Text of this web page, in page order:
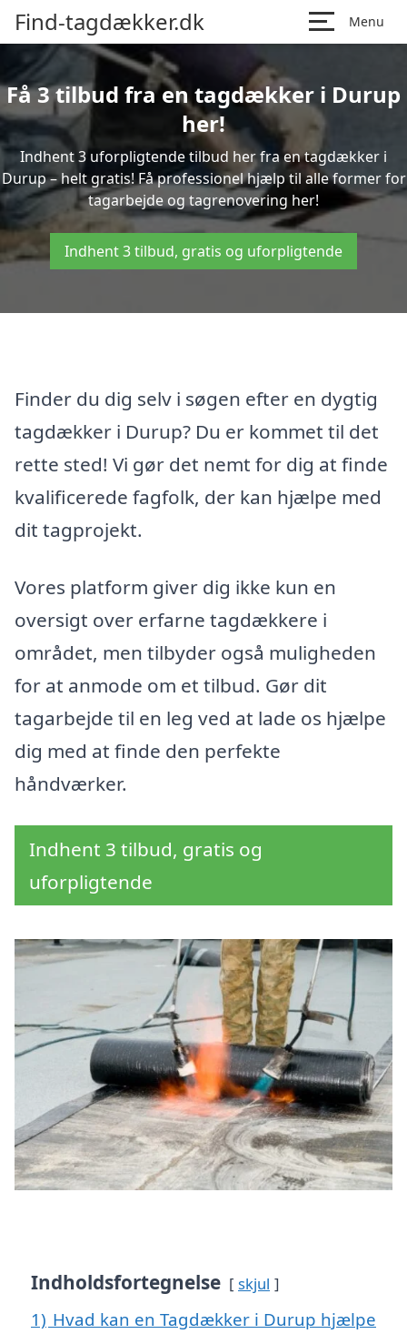
Find-tagdækker.dk Menu
Få 3 tilbud fra en tagdækker i Durup
her!
Indhent 3 uforpligtende tilbud her fra en tagdækker i
Durup – helt gratis! Få professionel hjælp til alle former for
tagarbejde og tagrenovering her!
Indhent 3 tilbud, gratis og uforpligtende
Finder du dig selv i søgen efter en dygtig
tagdækker i Durup? Du er kommet til det
rette sted! Vi gør det nemt for dig at finde
kvalificerede fagfolk, der kan hjælpe med
dit tagprojekt.
Vores platform giver dig ikke kun en
oversigt over erfarne tagdækkere i
området, men tilbyder også muligheden
for at anmode om et tilbud. Gør dit
tagarbejde til en leg ved at lade os hjælpe
dig med at finde den perfekte
håndværker.
Indhent 3 tilbud, gratis og
uforpligtende
Indholdsfortegnelse skjul
1) Hvad kan en Tagdækker i Durup hjælpe